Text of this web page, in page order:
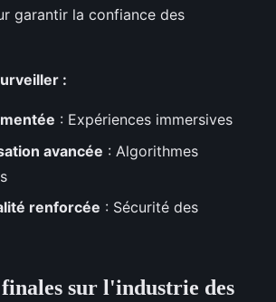
garantir la confiance des
:
: Expériences immersives
avancée : Algorithmes
renforcée : Sécurité des
sur l'industrie des